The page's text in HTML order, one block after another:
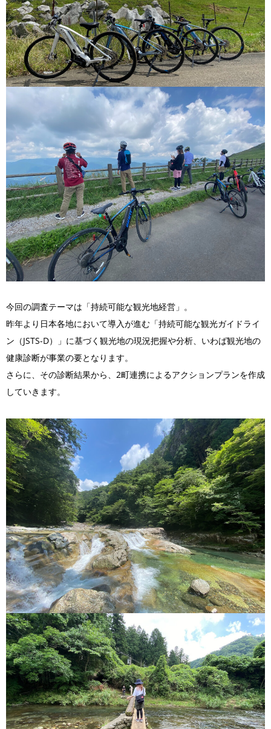
今回の調査テーマは「持続可能な観光地経営」。
昨年より日本各地において導入が進む「持続可能な観光ガイドライ
ン（JSTS-D）」に基づく観光地の現況把握や分析、いわば観光地の
健康診断が事業の要となります。
さらに、その診断結果から、2町連携によるアクションプランを作成
していきます。